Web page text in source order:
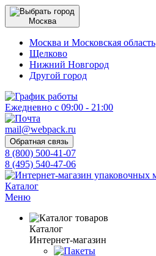
Москва
Москва и Московская область
Щелково
Нижний Новгород
Другой город
Ежедневно с 09:00 - 21:00
mail@webpack.ru
Обратная связь
8 (800) 500-41-07
8 (495) 540-47-06
Каталог
Меню
Каталог
Интернет-магазин